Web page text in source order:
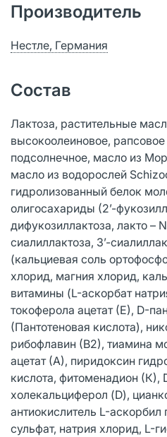
Производитель
Нестле, Германия
Состав
Лактоза, растительные
высокоолеиновое,
подсолнечное, масло из
масло из водорослей
гидролизованный белок
олигосахариды (2’-
дифукозиллактоза, лакто –
сиалиллактоза, 3’-
(кальциевая соль
хлорид, магния хлорид,
витамины (L-аскорбат
токоферола ацетат (Е), D-
(Пантотеновая кислота),
рибофлавин (В2), тиамина
ацетат (А), пиридоксин
кислота, фитоменадион (К),
холекальциферол (D),
антиокислитель L-аскорбил
сульфат, натрия хлорид, L-